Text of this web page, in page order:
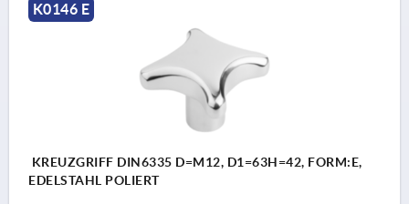
K0146 E
KREUZGRIFF DIN6335 D=M12, D1=63H=42, FORM:E,
EDELSTAHL POLIERT